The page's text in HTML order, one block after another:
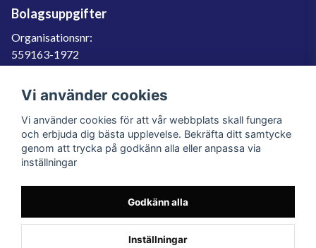
Bolagsuppgifter
Organisationsnr:
559163-1972
SE559163197201
060-566 800
info@filter.se
559163-1972
© 2023 Filter.se, All rights reserved.
Vi använder cookies
Vi använder cookies för att vår webbplats skall fungera
och erbjuda dig bästa upplevelse. Bekräfta ditt samtycke
genom att trycka på godkänn alla eller anpassa via
inställningar
Godkänn alla
Inställningar